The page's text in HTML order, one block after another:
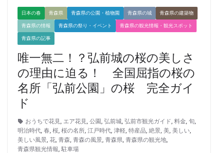
日本の春 青森県 青森県の公園・植物園 青森県の城 青森県の建築物
青森県の情報 青森県の祭り・イベント 青森県の観光情報・観光スポット
青森県の記事
唯一無二！？弘前城の桜の美しさ
の理由に迫る！ 全国屈指の桜の
名所「弘前公園」の桜 完全ガイ
ド
おうちで花見 エア花見 公園 弘前城 弘前市観光ガイド 料金 旬
明治時代 春 桜 桜の名所 江戸時代 津軽 特産品 絶景 美 美しい
美しい風景 花 青森 青森の風景 青森県 青森県の観光地
青森県観光情報 駐車場